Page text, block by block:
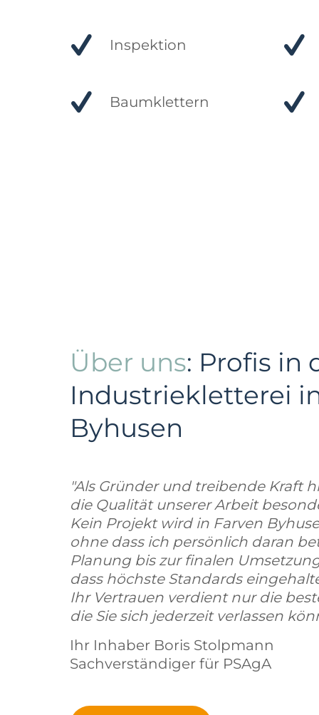
Inspektion
Baumklettern
Über uns: Profis in
Industriekletterei
Byhusen
"Als Gründer und treibende Kraft
die Qualität unserer Arbeit
Kein Projekt wird in Farven
ohne dass ich persönlich daran
Planung bis zur finalen
dass höchste Standards
Ihr Vertrauen verdient nur die
die Sie sich jederzeit verlassen
Ihr Inhaber Boris Stolpmann
Sachverständiger für PSAgA